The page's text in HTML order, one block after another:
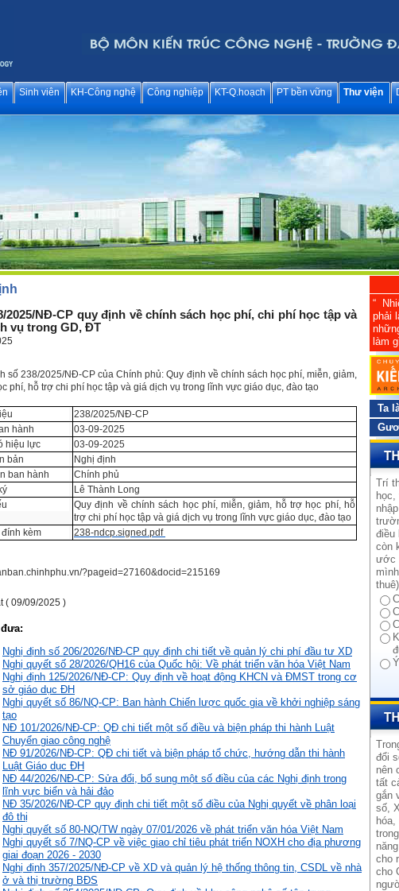
Sinh viên KH-Công nghệ Công nghiệp KT-Q.hoạch PT bền vững Thư viện
2025/NĐ-CP quy định về chính sách học phí, chi phí học tập và
vụ trong GD, ĐT
số 238/2025/NĐ-CP của Chính phủ: Quy định về chính sách học phí, miễn, giảm,
phí, hỗ trợ chi phí học tập và giá dịch vụ trong lĩnh vực giáo dục, đào tạo
238/2025/NĐ-CP
hành
03-09-2025
hiệu lực
03-09-2025
bản
Nghị định
ban hành
Chính phủ
Lê Thành Long
Quy định về chính sách học phí, miễn, giảm, hỗ trợ học phí, hỗ
trợ chi phí học tập và giá dịch vụ trong lĩnh vực giáo dục, đào tạo
kèm
238-ndcp.signed.pdf
?pageid=27160&docid=215169
( 09/09/2025 )
Nghị định số 206/2026/NĐ-CP quy định chi tiết về quản lý chi phí đầu tư XD
Nghị quyết số 28/2026/QH16 của Quốc hội: Về phát triển văn hóa Việt Nam
Nghị định 125/2026/NĐ-CP: Quy định về hoạt động KHCN và ĐMST trong cơ
sở giáo dục ĐH
Nghị quyết số 86/NQ-CP: Ban hành Chiến lược quốc gia về khởi nghiệp sáng
tạo
NĐ 101/2026/NĐ-CP: QĐ chi tiết một số điều và biện pháp thi hành Luật
Chuyển giao công nghệ
NĐ 91/2026/NĐ-CP: QĐ chi tiết và biện pháp tổ chức, hướng dẫn thi hành
Luật Giáo dục ĐH
NĐ 44/2026/NĐ-CP: Sửa đổi, bổ sung một số điều của các Nghị định trong
lĩnh vực biển và hải đảo
NĐ 35/2026/NĐ-CP quy định chi tiết một số điều của Nghị quyết về phân loại
đô thị
Nghị quyết số 80-NQ/TW ngày 07/01/2026 về phát triển văn hóa Việt Nam
Nghị quyết số 7/NQ-CP về việc giao chỉ tiêu phát triển NOXH cho địa phương
giai đoạn 2026 - 2030
Nghị định 357/2025/NĐ-CP về XD và quản lý hệ thống thông tin, CSDL về nhà
ở và thị trường BĐS
“
phải
làm
Ta
Trí
điều
còn
ước
đổi
nên
tất
gắn
số,
cho
cho